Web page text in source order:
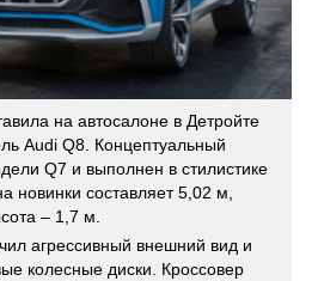
на автосалоне в Детройте
Audi Q8. Концептуальный
Q7 и выполнен в стилистике
новинки составляет 5,02 м,
– 1,7 м.
агрессивный внешний вид и
колесные диски. Кроссовер